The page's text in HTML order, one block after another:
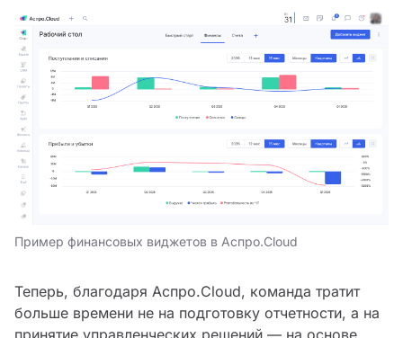
Пример финансовых виджетов в Аспро.Cloud
Теперь, благодаря Аспро.Cloud, команда тратит
больше времени не на подготовку отчетности, а на